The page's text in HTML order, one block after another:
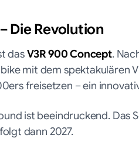
Die Revolution
dasV3R 900 Concept.
mit dem spektakulären
freisetzen – ein
ist beeindruckend. Das
dann 2027.